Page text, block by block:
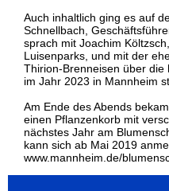
Auch inhaltlich ging es auf
Schnellbach,
sprach mit Joachim
Luisenparks, und mit der
Thirion-Brenneisen über
im Jahr 2023 in Mannheim
Am Ende des Abends
einen Pflanzenkorb mit
nächstes Jahr am
kann sich ab Mai 2019
www.mannheim.de/